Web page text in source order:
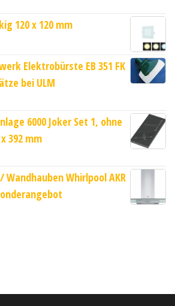
120 x 120 mm
Elektrobürste EB 351 FK
bei ULM
6000 Joker Set 1, ohne
392 mm
Whirlpool AKR